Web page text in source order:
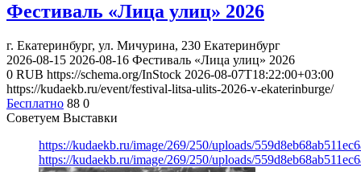
Фестиваль «Лица улиц» 2026
г. Екатеринбург, ул. Мичурина, 230 Екатеринбург
2026-08-15 2026-08-16 Фестиваль «Лица улиц» 2026
0 RUB https://schema.org/InStock 2026-08-07T18:22:00+03:00
https://kudaekb.ru/event/festival-litsa-ulits-2026-v-ekaterinburge/
Бесплатно 88 0
Советуем Выставки
https://kudaekb.ru/image/269/250/uploads/
https://kudaekb.ru/image/269/250/uploads/